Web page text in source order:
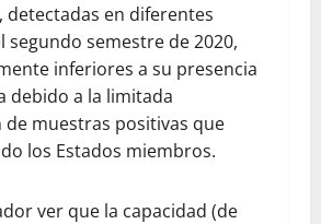
detectadas en diferentes
segundo semestre de 2020,
inferiores a su presencia
debido a la limitada
de muestras positivas que
los Estados miembros.
ver que la capacidad (de